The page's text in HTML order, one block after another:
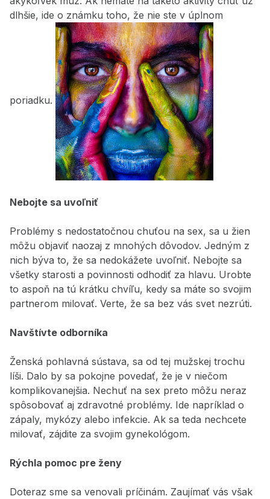
dlhšie, ide o známku toho, že nie ste v úplnom
poriadku.
Nebojte sa uvoľniť
Problémy s nedostatočnou chuťou na sex, sa u žien
môžu objaviť naozaj z mnohých dôvodov. Jedným z
nich býva to, že sa nedokážete uvoľniť. Nebojte sa
všetky starosti a povinnosti odhodiť za hlavu. Urobte
to aspoň na tú krátku chvíľu, kedy sa máte so svojim
partnerom milovať. Verte, že sa bez vás svet nezrúti.
Navštívte odborníka
Ženská pohlavná sústava, sa od tej mužskej trochu
líši. Dalo by sa pokojne povedať, že je v niečom
komplikovanejšia. Nechuť na sex preto môžu neraz
spôsobovať aj zdravotné problémy. Ide napríklad o
zápaly, mykózy alebo infekcie. Ak sa teda nechcete
milovať, zájdite za svojim gynekológom.
Rýchla pomoc pre ženy
Doteraz sme sa venovali príčinám. Zaujímať vás však